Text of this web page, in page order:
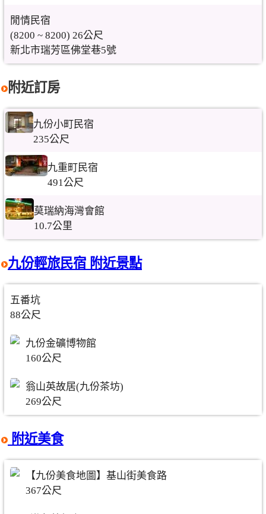
閒情民宿
(8200 ~ 8200) 26公尺
新北市瑞芳區佛堂巷5號
附近訂房
九份小町民宿
235公尺
九重町民宿
491公尺
莫瑞納海灣會館
10.7公里
九份輕旅民宿 附近景點
五番坑
88公尺
九份金礦博物館
160公尺
翁山英故居(九份茶坊)
269公尺
附近美食
【九份美食地圖】基山街美食路
367公尺